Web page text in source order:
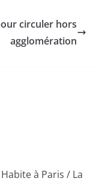
circuler hors
agglomération
à Paris / La